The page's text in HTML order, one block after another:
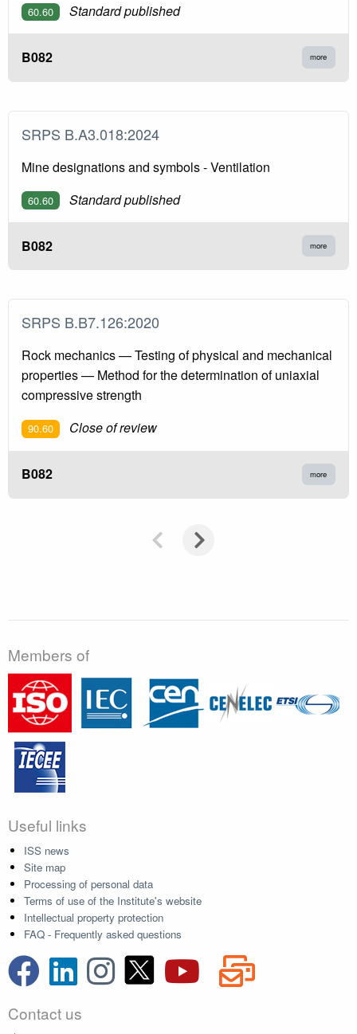
60.60 Standard published
B082 more
SRPS B.A3.018:2024
Mine designations and symbols - Ventilation
60.60 Standard published
B082 more
SRPS B.B7.126:2020
Rock mechanics — Testing of physical and mechanical
properties — Method for the determination of uniaxial
compressive strength
90.60 Close of review
B082 more
Members of
Useful links
ISS news
Site map
Processing of personal data
Terms of use of the Institute's website
Intellectual property protection
FAQ - Frequently asked questions
Contact us